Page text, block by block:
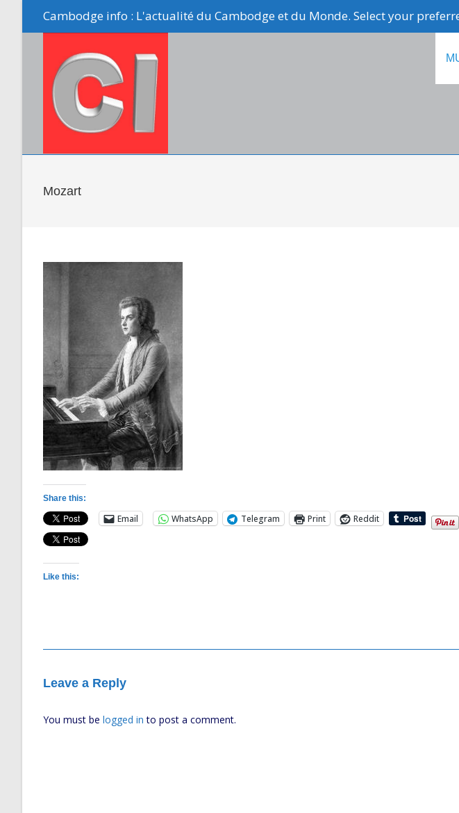
Cambodge info : L'actualité du Cambodge et du Monde. Select your
Mozart
Share this:
Email WhatsApp Telegram Print Reddit
Like this:
Leave a Reply
You must be logged in to post a comment.